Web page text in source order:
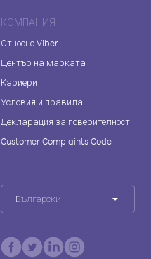
КОМПАНИЯ
Относно Viber
Център на марката
Кариери
Условия и правила
Декларация за поверителност
Customer Complaints Code
Български